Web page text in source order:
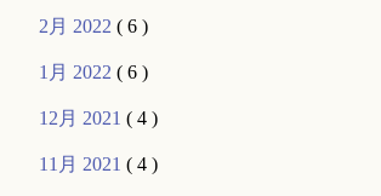
2月 2022( 6 )
1月 2022( 6 )
12月 2021( 4 )
11月 2021( 4 )